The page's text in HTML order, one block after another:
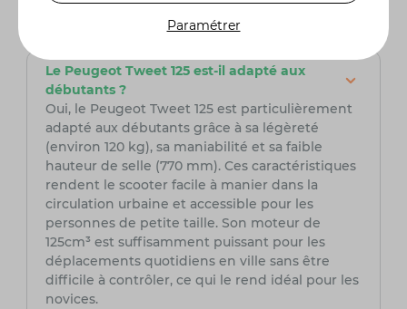
stockage de casques intégraux et d'autres
Le Peugeot Tweet 125 est-il adapté aux
débutants ?
Oui, le Peugeot Tweet 125 est particulièrement
adapté aux débutants grâce à sa légèreté
(environ 120 kg), sa maniabilité et sa faible
hauteur de selle (770 mm). Ces caractéristiques
rendent le scooter facile à manier dans la
circulation urbaine et accessible pour les
personnes de petite taille. Son moteur de
125cm³ est suffisamment puissant pour les
déplacements quotidiens en ville sans être
difficile à contrôler, ce qui le rend idéal pour les
novices.
Paramétrer